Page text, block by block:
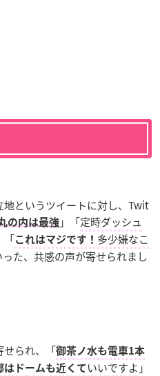
というツイートに対し、Twit
の内は最強 」「定時ダッシュ
「これはマジです！ 多少嫌なこ
った、共感の声が寄せられまし
せられ、「御茶ノ水も電車1本
はドームも近くていいですよ 」